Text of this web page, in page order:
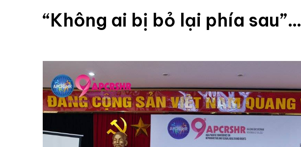
“Không ai bị bỏ lại phía sau”…